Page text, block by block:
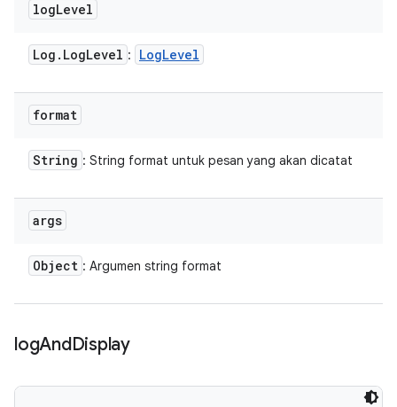
logLevel
Log . LogLevel : LogLevel
format
String : String format untuk pesan yang akan dicatat
args
Object : Argumen string format
logAndDisplay